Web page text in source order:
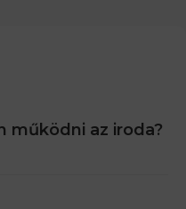
működni az iroda?